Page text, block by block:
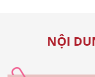
NỘI